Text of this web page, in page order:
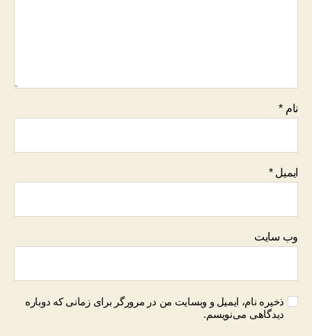
نام *
ایمیل*
وب‌ سایت
ذخیره نام، ایمیل و وبسایت من در مرورگر برای زمانی که دوباره
دیدگاهی می‌نویسم.